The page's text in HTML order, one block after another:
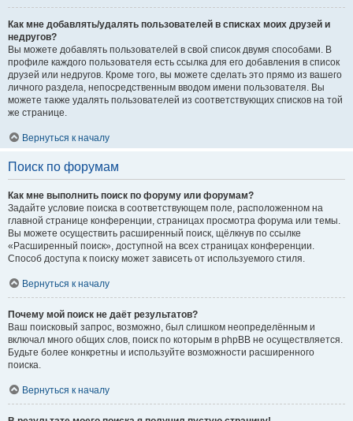
Как мне добавлять/удалять пользователей в списках моих друзей и
недругов?
Вы можете добавлять пользователей в свой список двумя способами. В
профиле каждого пользователя есть ссылка для его добавления в список
друзей или недругов. Кроме того, вы можете сделать это прямо из вашего
личного раздела, непосредственным вводом имени пользователя. Вы
можете также удалять пользователей из соответствующих списков на той
же странице.
Вернуться к началу
Поиск по форумам
Как мне выполнить поиск по форуму или форумам?
Задайте условие поиска в соответствующем поле, расположенном на
главной странице конференции, страницах просмотра форума или темы.
Вы можете осуществить расширенный поиск, щёлкнув по ссылке
«Расширенный поиск», доступной на всех страницах конференции.
Способ доступа к поиску может зависеть от используемого стиля.
Вернуться к началу
Почему мой поиск не даёт результатов?
Ваш поисковый запрос, возможно, был слишком неопределённым и
включал много общих слов, поиск по которым в phpBB не осуществляется.
Будьте более конкретны и используйте возможности расширенного
поиска.
Вернуться к началу